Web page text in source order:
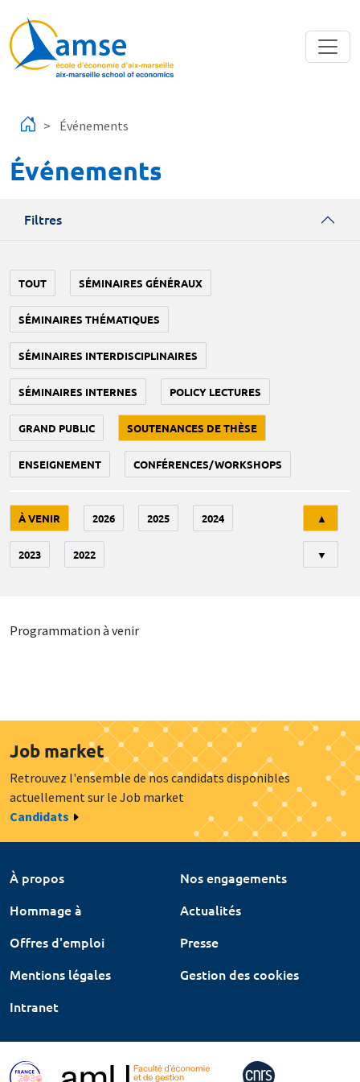
Événements
Événements
Filtres
TOUT SÉMINAIRES GÉNÉRAUX
SÉMINAIRES THÉMATIQUES
SÉMINAIRES INTERDISCIPLINAIRES
SÉMINAIRES INTERNES POLICY LECTURES
GRAND PUBLIC SOUTENANCES DE THÈSE
ENSEIGNEMENT CONFÉRENCES/WORKSHOPS
À VENIR 2026 2025 2024
2023 2022
▲
▼
Programmation à venir
Job market
Retrouvez l'ensemble de nos candidats disponibles
actuellement sur le Job market
Candidats
À propos
Nos engagements
Hommage à
Actualités
Offres d'emploi
Presse
Mentions légales
Gestion des cookies
Intranet